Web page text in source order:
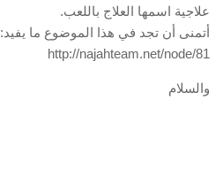
علاجية اسمها العلاج باللعب.
أتمنى أن تجد في هذا الموضوع ما يفيد:
http://najahteam.net/node/81
والسلام